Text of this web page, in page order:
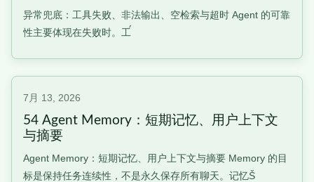
异常兜底：工具失败、非法输出、空检索与超时 Agent 的可靠
性主要体现在失败时。工ࠥ
7月 13, 2026
54 Agent Memory：短期记忆、用户上下文
与摘要
Agent Memory：短期记忆、用户上下文与摘要 Memory 的目
标是保持任务连续性，不是永久保存所有聊天。记忆Š